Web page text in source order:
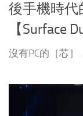
後手機時代
【Surface
沒有PC的［芯］